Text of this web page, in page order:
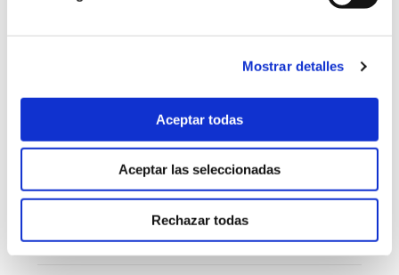
Mostrar detalles
Aceptar todas
Aceptar las seleccionadas
Rechazar todas
diciembre 2024(2)
octubre 2024(4)